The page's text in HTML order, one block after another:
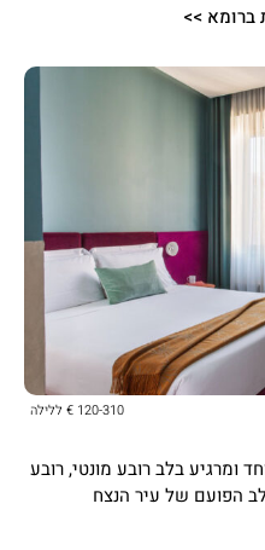
ברומא >>
120-310 € ללילה
ומרגיע בלב רובע מונטי, רובע
הפועם של עיר הנצח